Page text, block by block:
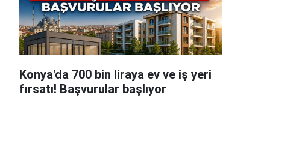
Konya'da 700 bin liraya ev ve iş yeri
fırsatı! Başvurular başlıyor